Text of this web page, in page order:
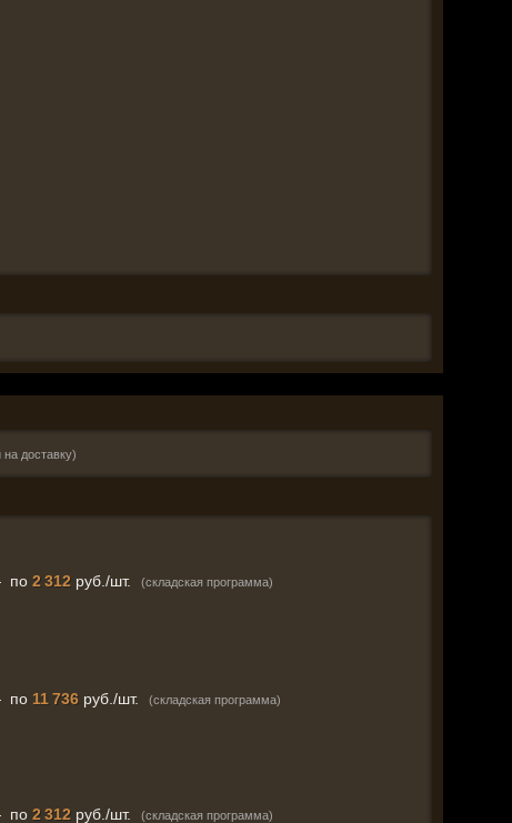
на доставку)
по 2 312 руб./шт. (складская программа)
по 11 736 руб./шт. (складская программа)
по 2 312 руб./шт. (складская программа)